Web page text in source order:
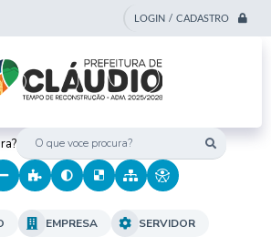
LOGIN / CADASTRO
EMPRESA SERVIDOR